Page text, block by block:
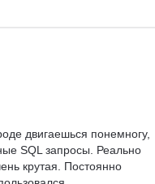
двигаешься понемногу,
SQL запросы. Реально
крутая. Постоянно